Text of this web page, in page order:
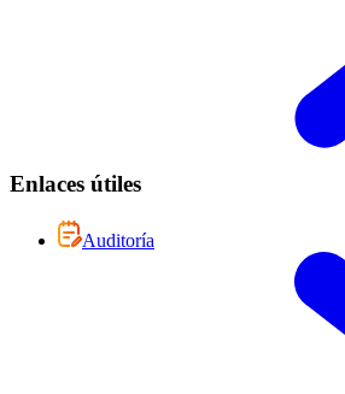
Enlaces útiles
Auditoría